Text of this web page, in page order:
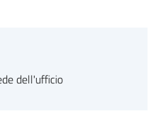
dell'ufficio